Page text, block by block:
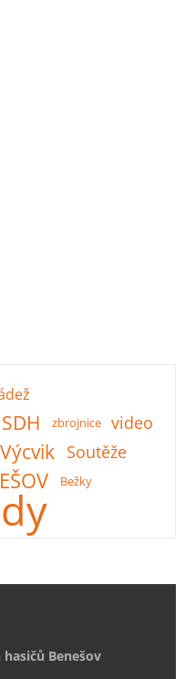
SDH zbrojnice video
Výcvik Soutěže
Bežky
Benešov